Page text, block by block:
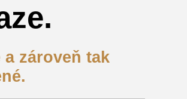
a zároveň tak